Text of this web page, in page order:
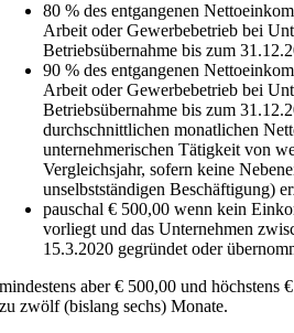
80 % des entgangenen
Arbeit oder Gewerbebetrieb bei
Betriebsübernahme bis zum
90 % des entgangenen
Arbeit oder Gewerbebetrieb bei
Betriebsübernahme bis zum
durchschnittlichen monatlichen
unternehmerischen Tätigkeit von
Vergleichsjahr, sofern keine
unselbstständigen Beschäftigung)
pauschal € 500,00 wenn kein
vorliegt und das Unternehmen
15.3.2020 gegründet oder
mindestens aber € 500,00 und höchstens
zu zwölf (bislang sechs) Monate.